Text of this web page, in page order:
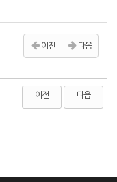
이전 다음
이전 다음